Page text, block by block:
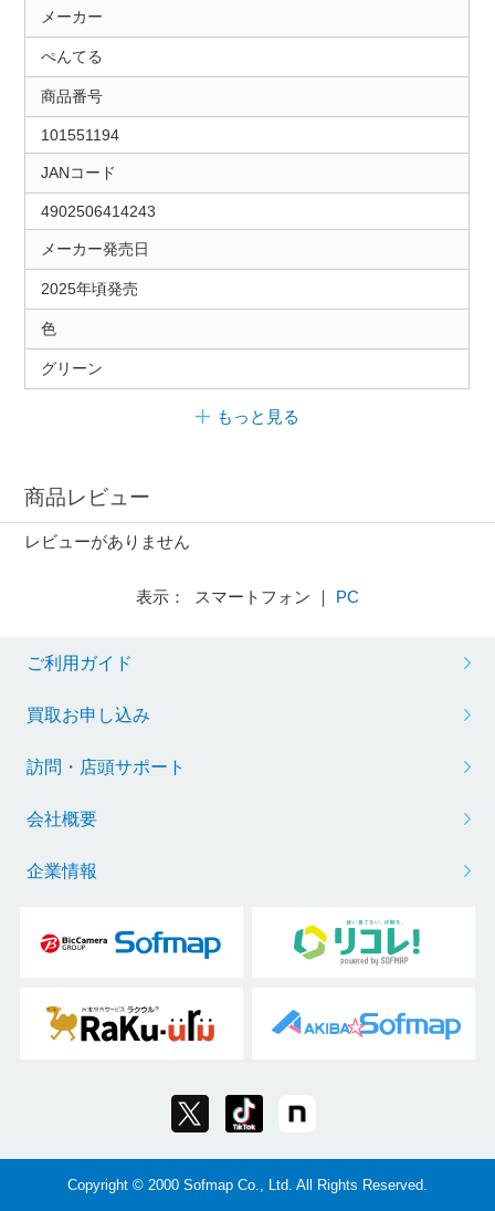
メーカー
ぺんてる
商品番号
101551194
JANコード
4902506414243
メーカー発売日
2025年頃発売
色
グリーン
もっと見る
商品レビュー
レビューがありません
表示： スマートフォン ｜ PC
ご利用ガイド
買取お申し込み
訪問・店頭サポート
会社概要
企業情報
Copyright © 2000 Sofmap Co., Ltd. All Rights Reserved.